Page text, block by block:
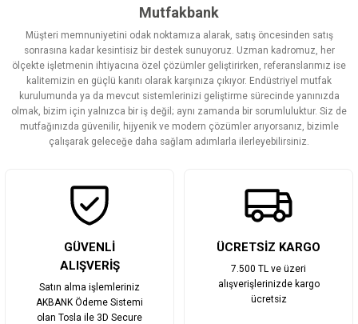
Görüş ve önerileriniz için teşekkür ederiz.
Ürün resmi kalitesiz, bozuk veya görüntülenemiyor.
Ürün açıklamasında eksik bilgiler bulunuyor.
Ürün bilgilerinde hatalar bulunuyor.
Ürün fiyatı diğer sitelerden daha pahalı.
Bu ürüne benzer farklı alternatifler olmalı.
Mutfakbank
Müşteri memnuniyetini odak noktamıza alarak, satış öncesinden satış
sonrasına kadar kesintisiz bir destek sunuyoruz. Uzman kadromuz, her
ölçekte işletmenin ihtiyacına özel çözümler geliştirirken, referanslarımız ise
kalitemizin en güçlü kanıtı olarak karşınıza çıkıyor. Endüstriyel mutfak
kurulumunda ya da mevcut sistemlerinizi geliştirme sürecinde yanınızda
olmak, bizim için yalnızca bir iş değil; aynı zamanda bir sorumluluktur. Siz de
mutfağınızda güvenilir, hijyenik ve modern çözümler arıyorsanız, bizimle
çalışarak geleceğe daha sağlam adımlarla ilerleyebilirsiniz.
GÜVENLİ
ALIŞVERİŞ
Satın alma işlemleriniz
AKBANK Ödeme Sistemi
olan Tosla ile 3D Secure
ÜCRETSİZ KARGO
7.500 TL ve üzeri
alışverişlerinizde kargo
ücretsiz